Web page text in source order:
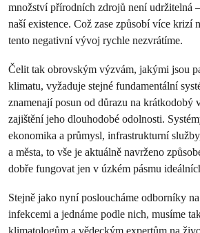
množství přírodních zdrojů není udržitelná
naší existence. Což zase způsobí více krizí
tento negativní vývoj rychle nezvrátíme.
Čelit tak obrovským výzvám, jakými jsou
klimatu, vyžaduje stejné fundamentální
znamenají posun od důrazu na krátkodobý
zajištění jeho dlouhodobé odolnosti.
ekonomika a průmysl, infrastrukturní
a města, to vše je aktuálně navrženo
dobře fungovat jen v úzkém pásmu
Stejně jako nyní posloucháme odborníky
infekcemi a jednáme podle nich, musíme